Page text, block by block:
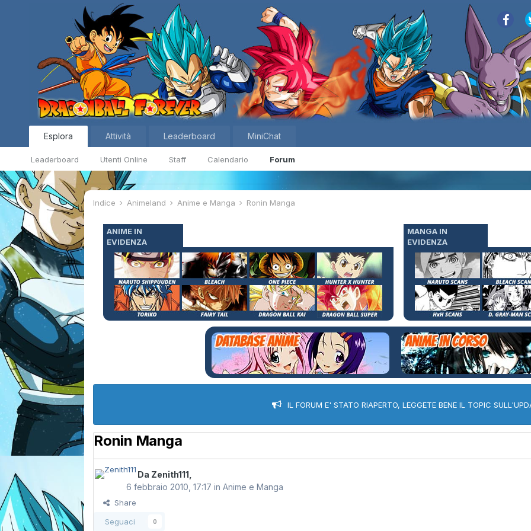
Esplora
Leaderboard Utenti Online Staff Calendario Forum
Attività Leaderboard MiniChat
Indice Animeland Anime e Manga Ronin Manga
ANIME IN
EVIDENZA
MANGA IN
EVIDENZA
IL FORUM E' STATO RIAPERTO, LEGGETE BENE IL TOPIC
Ronin Manga
Da Zenith111
6 febbraio 2010, 17:17 inAnime e Manga
Share
Seguaci
0